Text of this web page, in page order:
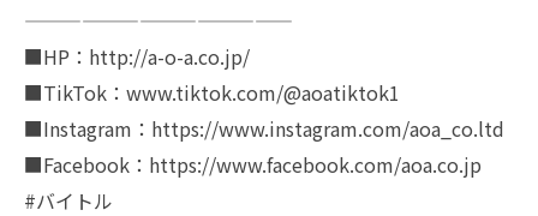
——————————————
■HP：http://a-o-a.co.jp/
■TikTok：www.tiktok.com/@aoatiktok1
■Instagram：https://www.instagram.com/aoa_co.ltd
■Facebook：https://www.facebook.com/aoa.co.jp
#バイトル